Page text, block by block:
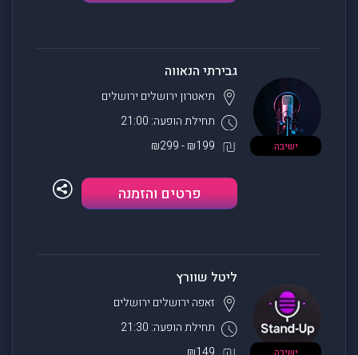
ישיבה
גבירתי הנאווה
תחילת הופעה: 21:00
תיאטרון ירושלים ירושלים
₪199 - ₪299
פרטים והזמנה
ליטל שוורץ
תחילת הופעה: 21:30
זאפה ירושלים ירושלים